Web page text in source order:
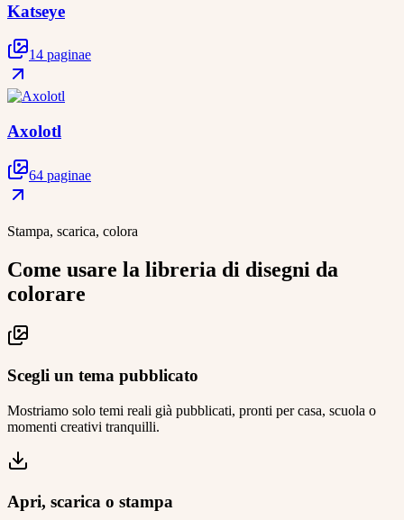
Katseye
14 paginae
Axolotl
64 paginae
Stampa, scarica, colora
Come usare la libreria di disegni da
colorare
Scegli un tema pubblicato
Mostriamo solo temi reali già pubblicati, pronti per casa, scuola o
momenti creativi tranquilli.
Apri, scarica o stampa